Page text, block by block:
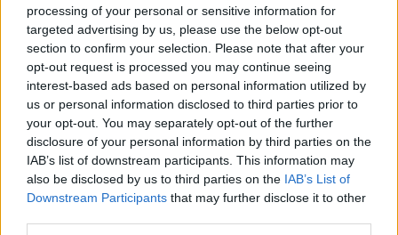
processing of your personal or sensitive information for
targeted advertising by us, please use the below opt-out
section to confirm your selection. Please note that after your
opt-out request is processed you may continue seeing
interest-based ads based on personal information utilized by
us or personal information disclosed to third parties prior to
your opt-out. You may separately opt-out of the further
disclosure of your personal information by third parties on the
IAB’s list of downstream participants. This information may
also be disclosed by us to third parties on the IAB’s List of
Downstream Participants that may further disclose it to other